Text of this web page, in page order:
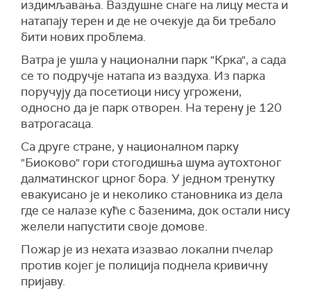
издимљавања. Ваздушне снаге на лицу места и
натапају терен и де не очекује да би требало
бити нових проблема.
Ватра је ушла у национални парк "Крка", а сада
се то подручје натапа из ваздуха. Из парка
поручују да посетиоци нису угрожени,
односно да је парк отворен. На терену је 120
ватрогасаца.
Са друге стране, у националном парку
"Биоково" гори стогодишња шума аутохтоног
далматинског црног бора. У једном тренутку
евакуисано је и неколико становника из дела
где се налазе куће с базенима, док остали нису
желели напустити своје домове.
Пожар је из нехата изазвао локални пчелар
против којег је полиција поднела кривичну
пријаву.